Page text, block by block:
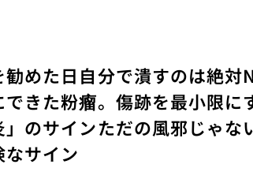
めた日 自分で潰すのは絶対
できた粉瘤。傷跡を最小限に
のサインただの風邪じゃな
サイン